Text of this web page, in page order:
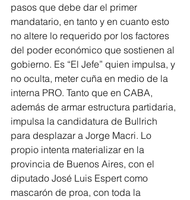
pasos que debe dar el primer
mandatario, en tanto y en cuanto esto
no altere lo requerido por los factores
del poder económico que sostienen al
gobierno. Es “El Jefe” quien impulsa, y
no oculta, meter cuña en medio de la
interna PRO. Tanto que en CABA,
además de armar estructura partidaria,
impulsa la candidatura de Bullrich
para desplazar a Jorge Macri. Lo
propio intenta materializar en la
provincia de Buenos Aires, con el
diputado José Luis Espert como
mascarón de proa, con toda la